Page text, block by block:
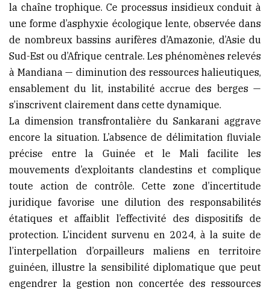
la chaîne trophique. Ce processus insidieux conduit à
une forme d’asphyxie écologique lente, observée dans
de nombreux bassins aurifères d’Amazonie, d’Asie du
Sud-Est ou d’Afrique centrale. Les phénomènes relevés
à Mandiana — diminution des ressources halieutiques,
ensablement du lit, instabilité accrue des berges —
s’inscrivent clairement dans cette dynamique.
La dimension transfrontalière du Sankarani aggrave
encore la situation. L’absence de délimitation fluviale
précise entre la Guinée et le Mali facilite les
mouvements d’exploitants clandestins et complique
toute action de contrôle. Cette zone d’incertitude
juridique favorise une dilution des responsabilités
étatiques et affaiblit l’effectivité des dispositifs de
protection. L’incident survenu en 2024, à la suite de
l’interpellation d’orpailleurs maliens en territoire
guinéen, illustre la sensibilité diplomatique que peut
engendrer la gestion non concertée des ressources